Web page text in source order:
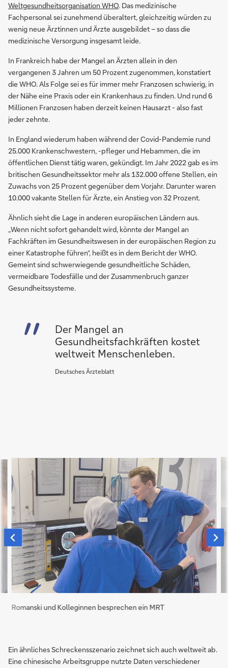
Weltgesundheitsorganisation WHO. Das medizinische
Fachpersonal sei zunehmend überaltert, gleichzeitig würden zu
wenig neue Ärztinnen und Ärzte ausgebildet – so dass die
medizinische Versorgung insgesamt leide.
In Frankreich habe der Mangel an Ärzten allein in den
vergangenen 3 Jahren um 50 Prozent zugenommen, konstatiert
die WHO. Als Folge sei es für immer mehr Franzosen schwierig, in
der Nähe eine Praxis oder ein Krankenhaus zu finden. Und rund 6
Millionen Franzosen haben derzeit keinen Hausarzt - also fast
jeder zehnte.
In England wiederum haben während der Covid-Pandemie rund
25.000 Krankenschwestern, -pfleger und Hebammen, die im
öffentlichen Dienst tätig waren, gekündigt. Im Jahr 2022 gab es im
britischen Gesundheitssektor mehr als 132.000 offene Stellen, ein
Zuwachs von 25 Prozent gegenüber dem Vorjahr. Darunter waren
10.000 vakante Stellen für Ärzte, ein Anstieg von 32 Prozent.
Ähnlich sieht die Lage in anderen europäischen Ländern aus.
„Wenn nicht sofort gehandelt wird, könnte der Mangel an
Fachkräften im Gesundheitswesen in der europäischen Region zu
einer Katastrophe führen“, heißt es in dem Bericht der WHO.
Gemeint sind schwerwiegende gesundheitliche Schäden,
vermeidbare Todesfälle und der Zusammenbruch ganzer
Gesundheitssysteme.
Der Mangel an
Gesundheitsfachkräften kostet
weltweit Menschenleben.
Deutsches Ärzteblatt
Romanski und Kolleginnen besprechen ein MRT
Ein ähnliches Schreckensszenario zeichnet sich auch weltweit ab.
Eine chinesische Arbeitsgruppe nutzte Daten verschiedener